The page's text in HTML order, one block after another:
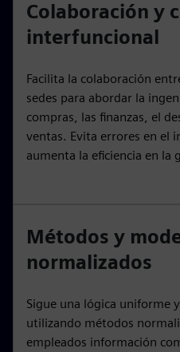
Colaboración y
interfuncional
Facilita la colaboración
sedes para abordar la
compras, las finanzas, el
ventas. Evita errores en el
aumenta la eficiencia en la
Métodos y
normalizados
Sigue una lógica uniforme
utilizando métodos
empleados información